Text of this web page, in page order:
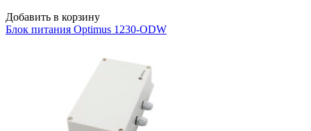
Добавить в корзину
Блок питания Optimus 1230-ODW